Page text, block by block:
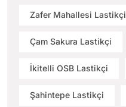
Zafer Mahallesi Lastikçi
Çam Sakura Lastikçi
İkitelli OSB Lastikçi
Şahintepe Lastikçi